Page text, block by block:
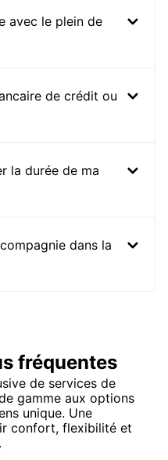
avec le plein de
de crédit ou
la durée de ma
dans la
fréquentes
de services de
gamme aux options
unique. Une
confort, flexibilité et